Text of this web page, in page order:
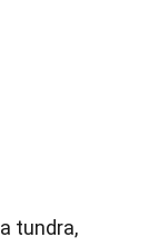
tundra,